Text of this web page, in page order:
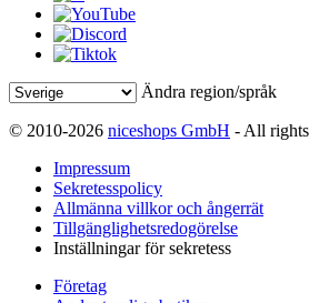
Ändra region/språk
© 2010-2026 niceshops GmbH - All
Impressum
Sekretesspolicy
Allmänna villkor och ångerrät
Tillgänglighetsredogörelse
Inställningar för sekretess
Företag